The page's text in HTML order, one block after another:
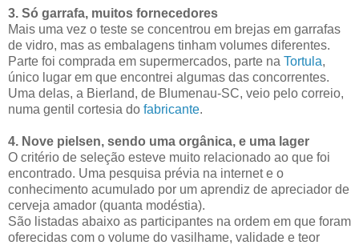
3. Só garrafa, muitos fornecedores
Mais uma vez o teste se concentrou em brejas em garrafas
de vidro, mas as embalagens tinham volumes diferentes.
Parte foi comprada em supermercados, parte na Tortula,
único lugar em que encontrei algumas das concorrentes.
Uma delas, a Bierland, de Blumenau-SC, veio pelo correio,
numa gentil cortesia do fabricante.
4. Nove pielsen, sendo uma orgânica, e uma lager
O critério de seleção esteve muito relacionado ao que foi
encontrado. Uma pesquisa prévia na internet e o
conhecimento acumulado por um aprendiz de apreciador de
cerveja amador (quanta modéstia).
São listadas abaixo as participantes na ordem em que foram
oferecidas com o volume do vasilhame, validade e teor